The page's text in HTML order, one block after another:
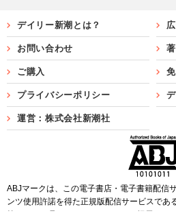
デイリー新潮とは？
お問い合わせ
ご購入
プライバシーポリシー
運営：株式会社新潮社
ABJマークは、この電子書店・電子書籍配信
ンツ使用許諾を得た正規版配信サービスであ
第6091713号）です。ABJマークを掲示して